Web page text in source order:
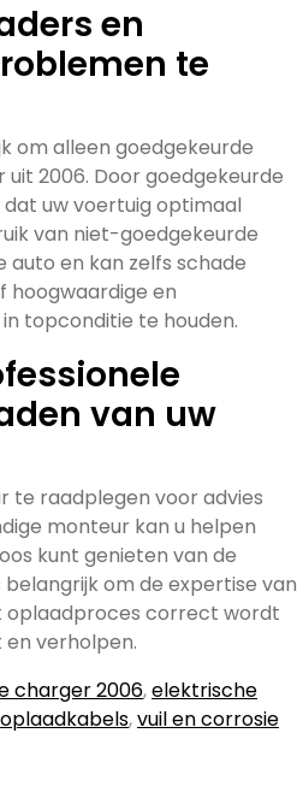
en
te
om alleen goedgekeurde
2006. Door goedgekeurde
uw voertuig optimaal
van niet-goedgekeurde
en kan zelfs schade
hoogwaardige en
topconditie te houden.
van uw
te raadplegen voor advies
monteur kan u helpen
kunt genieten van de
om de expertise van
oplaadproces correct wordt
verholpen.
charger 2006,elektrische
oplaadkabels,vuil en corrosie